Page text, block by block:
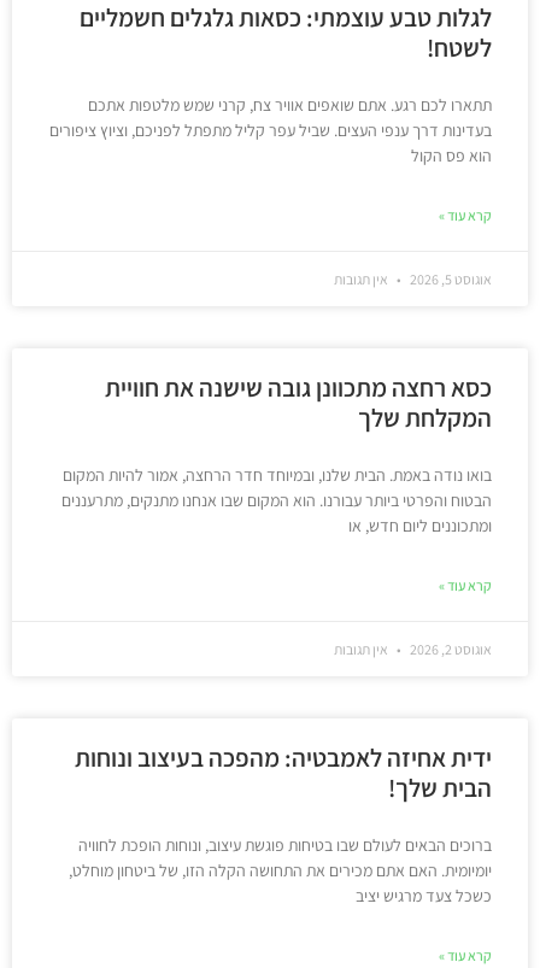
לגלות טבע עוצמתי: כסאות גלגלים חשמליים
לשטח!
תתארו לכם רגע. אתם שואפים אוויר צח, קרני שמש מלטפות אתכם
בעדינות דרך ענפי העצים. שביל עפר קליל מתפתל לפניכם, וציוץ ציפורים
הוא פס הקול
קרא עוד »
אוגוסט 5, 2026 אין תגובות
כסא רחצה מתכוונן גובה שישנה את חוויית
המקלחת שלך
בואו נודה באמת. הבית שלנו, ובמיוחד חדר הרחצה, אמור להיות המקום
הבטוח והפרטי ביותר עבורנו. הוא המקום שבו אנחנו מתנקים, מתרעננים
ומתכוננים ליום חדש, או
קרא עוד »
אוגוסט 2, 2026 אין תגובות
ידית אחיזה לאמבטיה: מהפכה בעיצוב ונוחות
הבית שלך!
ברוכים הבאים לעולם שבו בטיחות פוגשת עיצוב, ונוחות הופכת לחוויה
יומיומית. האם אתם מכירים את התחושה הקלה הזו, של ביטחון מוחלט,
כשכל צעד מרגיש יציב
קרא עוד »